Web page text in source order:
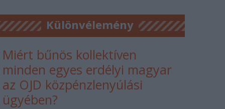
Különvélemény
Miért bűnös kollektíven
minden egyes erdélyi magyar
az OJD közpénzlenyúlási
ügyében?